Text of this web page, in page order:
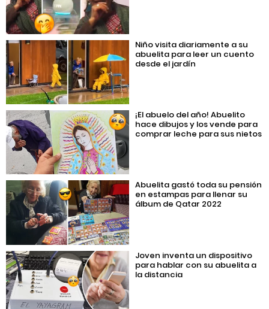
Niño visita diariamente a su
abuelita para leer un cuento
desde el jardín
¡El abuelo del año! Abuelito
hace dibujos y los vende para
comprar leche para sus nietos
Abuelita gastó toda su pensión
en estampas para llenar su
álbum de Qatar 2022
Joven inventa un dispositivo
para hablar con su abuelita a
la distancia